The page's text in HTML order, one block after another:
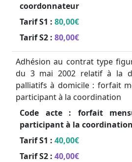
coordonnateur
Tarif S1 : 80,00€
Tarif S2 : 80,00€
Adhésion au contrat type
du 3 mai 2002 relatif à la
palliatifs à domicile : forfait
participant à la coordination
Code acte :
forfait
participant à la coordination
Tarif S1 : 40,00€
Tarif S2 : 40,00€